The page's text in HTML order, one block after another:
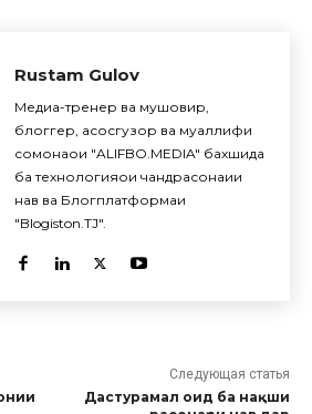
Rustam Gulov
Медиа-тренер ва мушовир,
блоггер, асосгузор ва муаллифи
сомонаҳои "ALIFBO.MEDIA" бахшида
ба технологияҳои чандрасонаии
нав ва Блогплатформаи
"Blogiston.TJ".
Следующая статья
Дастурамал оид ба нақши